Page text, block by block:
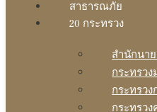
สาธารณภัย
20 กระทรวง
สํานักนา
กระทรว
กระทรว
กระทรว